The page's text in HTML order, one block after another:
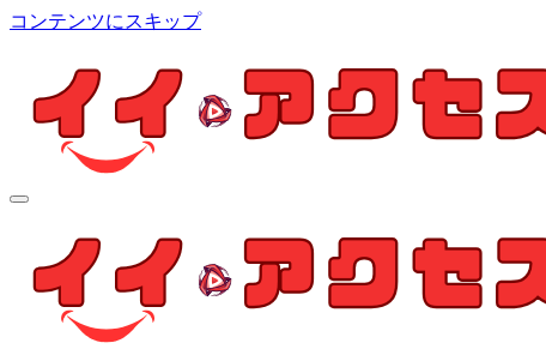
コンテンツにスキップ